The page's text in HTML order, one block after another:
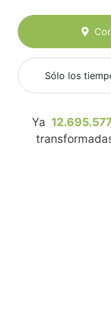
Sólo los
Ya